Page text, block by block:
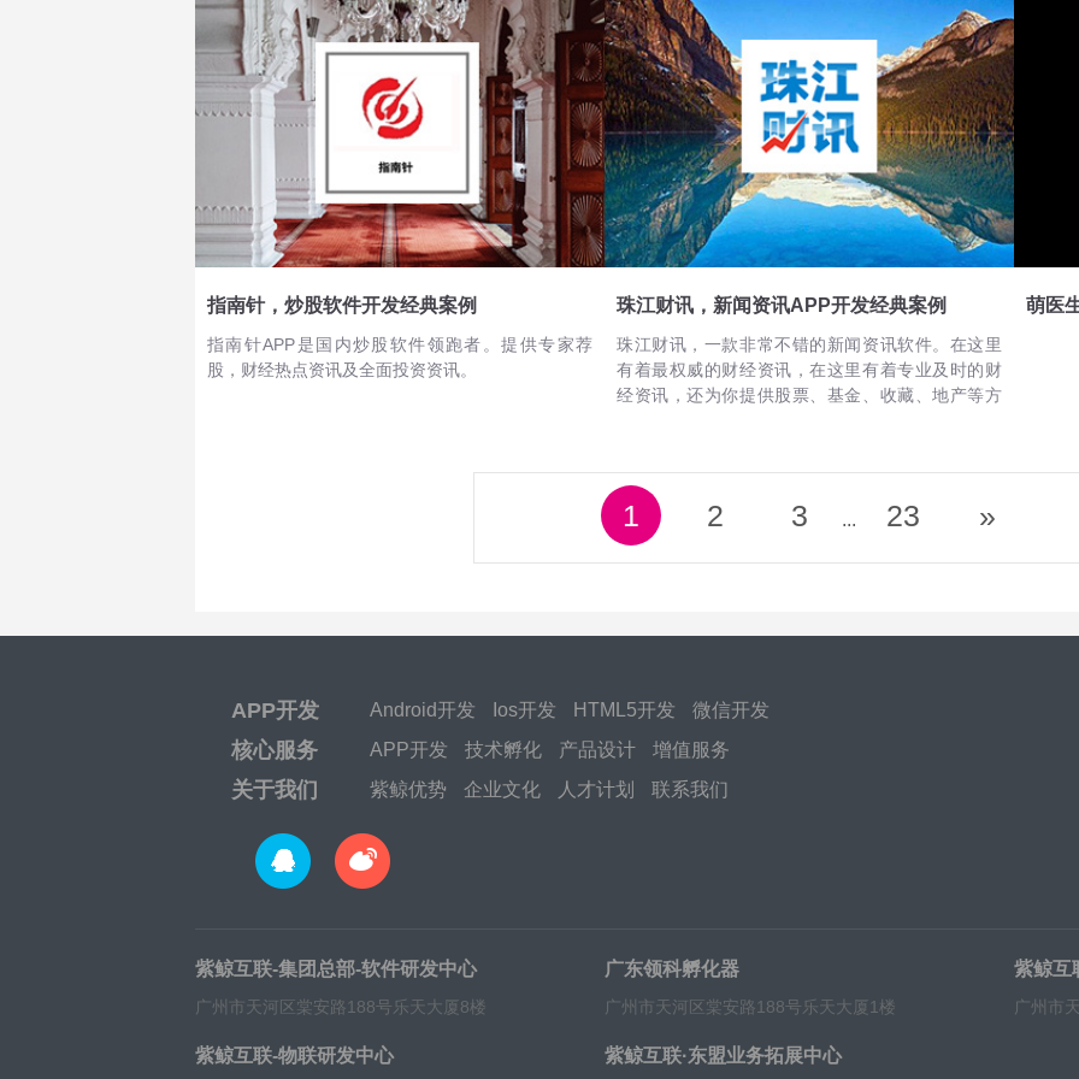
个平台娱乐自己，让自己更放松。
指南针，炒股软件开发经典案例
指南针APP是国内炒股软件领跑者。提供专家荐
股，财经热点资讯及全面投资资讯。
珠江财讯，新闻资讯APP开发经典案例
珠江财讯，一款非常不错的新闻资讯软件。在这里
有着最权威的财经资讯，在这里有着专业及时的财
经资讯，还为你提供股票、基金、收藏、地产等方
萌医
1 2 3 ... 23 »
APP开发 Android开发 Ios开发 HTML5开发 微信开发
核心服务 APP开发 技术孵化 产品设计 增值服务
关于我们 紫鲸优势 企业文化 人才计划 联系我们
紫鲸互联-集团总部-软件研发中心
广州市天河区棠安路188号乐天大厦8楼
广东领科孵化器
广州市天河区棠安路188号乐天大厦1楼
紫鲸互
广州市
紫鲸互联-物联研发中心 紫鲸互联·东盟业务拓展中心